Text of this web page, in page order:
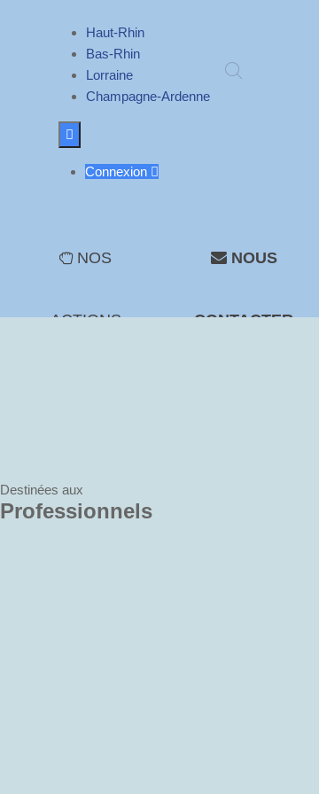
Haut-Rhin
Bas-Rhin
Lorraine
Champagne-Ardenne

Connexion 
NOS
ACTIONS
NOUS
CONTACTER
Destinées aux
Professionnels